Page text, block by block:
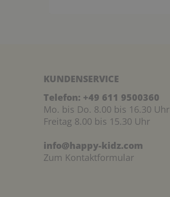
KUNDENSERVICE
Telefon: +49 611 9500360
Mo. bis Do. 8.00 bis 16.30 Uhr
Freitag 8.00 bis 15.30 Uhr
info@happy-kidz.com
Zum Kontaktformular